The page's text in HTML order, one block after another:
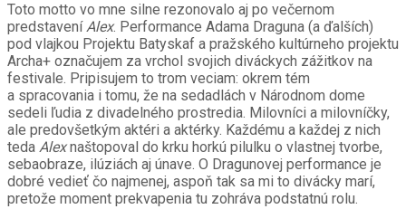
Toto motto vo mne silne rezonovalo aj po večernom
predstaveníAlex. Performance Adama Draguna (a ďalších)
pod vlajkou Projektu Batyskaf a pražského kultúrneho projektu
Archa+ označujem za vrchol svojich diváckych zážitkov na
festivale. Pripisujem to trom veciam: okrem tém
a spracovania i tomu, že na sedadlách v Národnom dome
sedeli ľudia z divadelného prostredia. Milovníci a milovníčky,
ale predovšetkým aktéri a aktérky. Každému a každej z nich
teda Alexnaštopoval do krku horkú pilulku o vlastnej tvorbe,
sebaobraze, ilúziách aj únave. O Dragunovej performance je
dobré vedieť čo najmenej, aspoň tak sa mi to divácky marí,
pretože moment prekvapenia tu zohráva podstatnú rolu.